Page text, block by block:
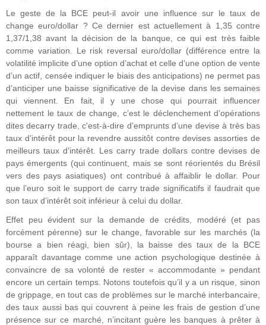
Le geste de la BCE peut-il avoir une influence sur le taux de
change euro/dollar ? Ce dernier est actuellement à 1,35 contre
1,37/1,38 avant la décision de la banque, ce qui est très faible
comme variation. Le risk reversal euro/dollar (différence entre la
volatilité implicite d’une option d’achat et celle d’une option de vente
d’un actif, censée indiquer le biais des anticipations) ne permet pas
d’anticiper une baisse significative de la devise dans les semaines
qui viennent. En fait, il y une chose qui pourrait influencer
nettement le taux de change, c’est le déclenchement d’opérations
dites decarry trade, c'est-à-dire d’emprunts d’une devise à très bas
taux d’intérêt pour la revendre aussitôt contre devises assorties de
meilleurs taux d’intérêt. Les carry trade dollars contre devises de
pays émergents (qui continuent, mais se sont réorientés du Brésil
vers des pays asiatiques) ont contribué à affaiblir le dollar. Pour
que l’euro soit le support de carry trade significatifs il faudrait que
son taux d’intérêt soit inférieur à celui du dollar.
Effet peu évident sur la demande de crédits, modéré (et pas
forcément pérenne) sur le change, favorable sur les marchés (la
bourse a bien réagi, bien sûr), la baisse des taux de la BCE
apparaît davantage comme une action psychologique destinée à
convaincre de sa volonté de rester « accommodante » pendant
encore un certain temps. Notons toutefois qu’il y a un risque, sinon
de grippage, en tout cas de problèmes sur le marché interbancaire,
des taux aussi bas qui couvrent à peine les frais de gestion d’une
présence sur ce marché, n’incitant guère les banques à prêter à